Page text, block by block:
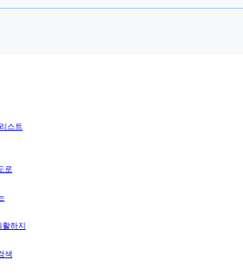
스트
로
활하지
색